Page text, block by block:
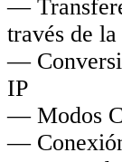
—
través de
—
IP
— Modos
—